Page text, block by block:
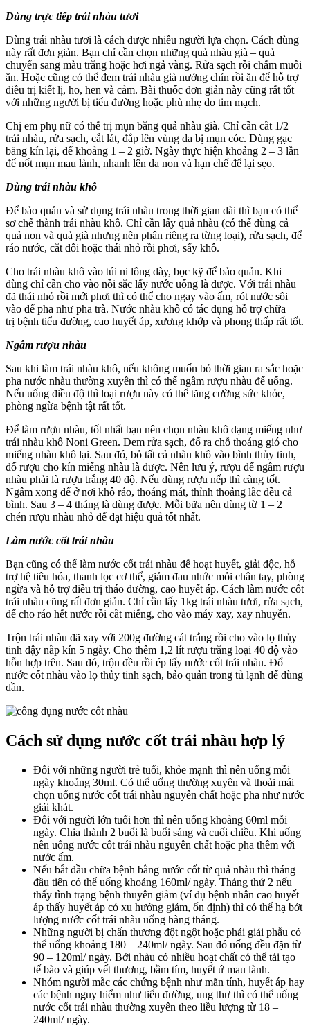
Dùng trực tiếp trái nhàu tươi
Dùng trái nhàu tươi là cách được nhiều người lựa chọn. Cách dùng
này rất đơn giản. Bạn chỉ cần chọn những quả nhàu già – quả
chuyển sang màu trắng hoặc hơi ngả vàng. Rửa sạch rồi chấm muối
ăn. Hoặc cũng có thể đem trái nhàu già nướng chín rồi ăn để hỗ trợ
điều trị kiết lị, ho, hen và cảm. Bài thuốc đơn giản này cũng rất tốt
với những người bị tiểu đường hoặc phù nhẹ do tim mạch.
Chị em phụ nữ có thể trị mụn bằng quả nhàu già. Chỉ cần cắt 1/2
trái nhàu, rửa sạch, cắt lát, đắp lên vùng da bị mụn cóc. Dùng gạc
băng kín lại, để khoảng 1 – 2 giờ. Ngày thực hiện khoảng 2 – 3 lần
để nốt mụn mau lành, nhanh lên da non và hạn chế để lại sẹo.
Dùng trái nhàu khô
Để bảo quản và sử dụng trái nhàu trong thời gian dài thì bạn có thể
sơ chế thành trái nhàu khô. Chỉ cần lấy quả nhàu (có thể dùng cả
quả non và quả già nhưng nên phân riêng ra từng loại), rửa sạch, để
ráo nước, cắt đôi hoặc thái nhỏ rồi phơi, sấy khô.
Cho trái nhàu khô vào túi ni lông dày, bọc kỹ để bảo quản. Khi
dùng chỉ cần cho vào nồi sắc lấy nước uống là được. Với trái nhàu
đã thái nhỏ rồi mới phơi thì có thể cho ngay vào ấm, rót nước sôi
vào để pha như pha trà. Nước nhàu khô có tác dụng hỗ trợ chữa
trị bệnh tiểu đường, cao huyết áp, xương khớp và phong thấp rất tốt.
Ngâm rượu nhàu
Sau khi làm trái nhàu khô, nếu không muốn bỏ thời gian ra sắc hoặc
pha nước nhàu thường xuyên thì có thể ngâm rượu nhàu để uống.
Nếu uống điều độ thì loại rượu này có thể tăng cường sức khỏe,
phòng ngừa bệnh tật rất tốt.
Để làm rượu nhàu, tốt nhất bạn nên chọn nhàu khô dạng miếng như
trái nhàu khô Noni Green. Đem rửa sạch, đổ ra chỗ thoáng gió cho
miếng nhàu khô lại. Sau đó, bỏ tất cả nhàu khô vào bình thủy tinh,
đổ rượu cho kín miếng nhàu là được. Nên lưu ý, rượu để ngâm rượu
nhàu phải là rượu trắng 40 độ. Nếu dùng rượu nếp thì càng tốt.
Ngâm xong để ở nơi khô ráo, thoáng mát, thỉnh thoảng lắc đều cả
bình. Sau 3 – 4 tháng là dùng được. Mỗi bữa nên dùng từ 1 – 2
chén rượu nhàu nhỏ để đạt hiệu quả tốt nhất.
Làm nước cốt trái nhàu
Bạn cũng có thể làm nước cốt trái nhàu để hoạt huyết, giải độc, hỗ
trợ hệ tiêu hóa, thanh lọc cơ thể, giảm đau nhức mỏi chân tay, phòng
ngừa và hỗ trợ điều trị tháo đường, cao huyết áp. Cách làm nước cốt
trái nhàu cũng rất đơn giản. Chỉ cần lấy 1kg trái nhàu tươi, rửa sạch,
để cho ráo hết nước rồi cắt miếng, cho vào máy xay, xay nhuyễn.
Trộn trái nhàu đã xay với 200g đường cát trắng rồi cho vào lọ thủy
tinh đậy nắp kín 5 ngày. Cho thêm 1,2 lít rượu trắng loại 40 độ vào
hỗn hợp trên. Sau đó, trộn đều rồi ép lấy nước cốt trái nhàu. Đổ
nước cốt nhàu vào lọ thủy tinh sạch, bảo quản trong tủ lạnh để dùng
dần.
Cách sử dụng nước cốt trái nhàu hợp lý
Đối với những người trẻ tuổi, khỏe mạnh thì nên uống mỗi
ngày khoảng 30ml. Có thể uống thường xuyên và thoải mái
chọn uống nước cốt trái nhàu nguyên chất hoặc pha như nước
giải khát.
Đối với người lớn tuổi hơn thì nên uống khoảng 60ml mỗi
ngày. Chia thành 2 buổi là buổi sáng và cuối chiều. Khi uống
nên uống nước cốt trái nhàu nguyên chất hoặc pha thêm với
nước ấm.
Nếu bắt đầu chữa bệnh bằng nước cốt từ quả nhàu thì tháng
đầu tiên có thể uống khoảng 160ml/ ngày. Tháng thứ 2 nếu
thấy tình trạng bệnh thuyên giảm (ví dụ bệnh nhân cao huyết
áp thấy huyết áp có xu hướng giảm, ổn định) thì có thể hạ bớt
lượng nước cốt trái nhàu uống hàng tháng.
Những người bị chấn thương đột ngột hoặc phải giải phẫu có
thể uống khoảng 180 – 240ml/ ngày. Sau đó uống đều đặn từ
90 – 120ml/ ngày. Bởi nhàu có nhiều hoạt chất có thể tái tạo
tế bào và giúp vết thương, bầm tím, huyết ứ mau lành.
Nhóm người mắc các chứng bệnh như mãn tính, huyết áp hay
các bệnh nguy hiểm như tiểu đường, ung thư thì có thể uống
nước cốt trái nhàu thường xuyên theo liều lượng từ 18 –
240ml/ ngày.